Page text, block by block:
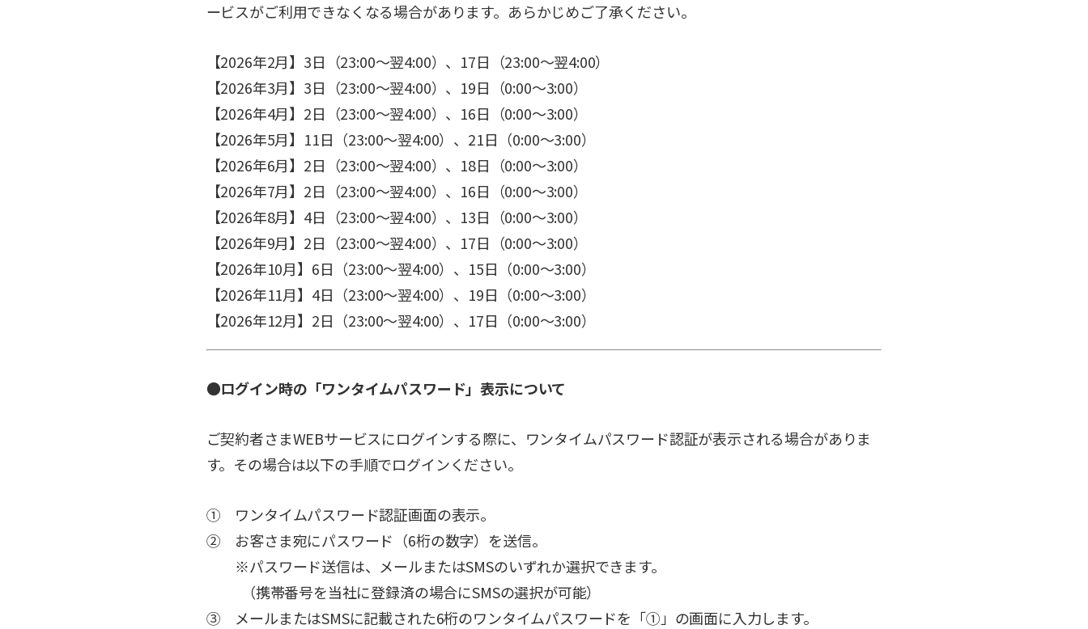
ービスがご利用できなくなる場合があります。あらかじめご了承ください。
【2026年2月】3日（23:00～翌4:00）、17日（23:00～翌4:00）
【2026年3月】3日（23:00～翌4:00）、19日（0:00～3:00）
【2026年4月】2日（23:00～翌4:00）、16日（0:00～3:00）
【2026年5月】11日（23:00～翌4:00）、21日（0:00～3:00）
【2026年6月】2日（23:00～翌4:00）、18日（0:00～3:00）
【2026年7月】2日（23:00～翌4:00）、16日（0:00～3:00）
【2026年8月】4日（23:00～翌4:00）、13日（0:00～3:00）
【2026年9月】2日（23:00～翌4:00）、17日（0:00～3:00）
【2026年10月】6日（23:00～翌4:00）、15日（0:00～3:00）
【2026年11月】4日（23:00～翌4:00）、19日（0:00～3:00）
【2026年12月】2日（23:00～翌4:00）、17日（0:00～3:00）
●ログイン時の「ワンタイムパスワード」表示について
ご契約者さまWEBサービスにログインする際に、ワンタイムパスワード認証が表示される場合がありま
す。その場合は以下の手順でログインください。
① ワンタイムパスワード認証画面の表示。
② お客さま宛にパスワード（6桁の数字）を送信。
※パスワード送信は、メールまたはSMSのいずれか選択できます。
（携帯番号を当社に登録済の場合にSMSの選択が可能）
③ メールまたはSMSに記載された6桁のワンタイムパスワードを「①」の画面に入力します。